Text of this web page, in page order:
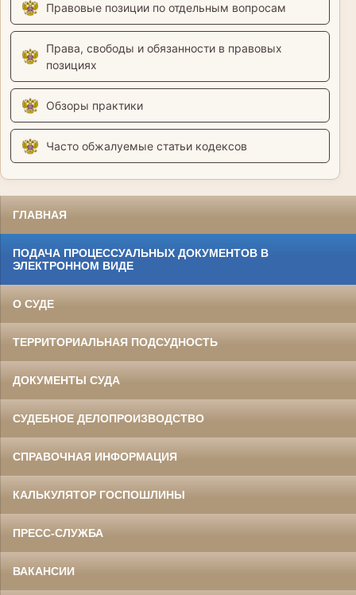
Правовые позиции по отдельным вопросам
Права, свободы и обязанности в правовых
позициях
Обзоры практики
Часто обжалуемые статьи кодексов
ГЛАВНАЯ
ПОДАЧА ПРОЦЕССУАЛЬНЫХ ДОКУМЕНТОВ В
ЭЛЕКТРОННОМ ВИДЕ
О СУДЕ
ТЕРРИТОРИАЛЬНАЯ ПОДСУДНОСТЬ
ДОКУМЕНТЫ СУДА
СУДЕБНОЕ ДЕЛОПРОИЗВОДСТВО
СПРАВОЧНАЯ ИНФОРМАЦИЯ
КАЛЬКУЛЯТОР ГОСПОШЛИНЫ
ПРЕСС-СЛУЖБА
ВАКАНСИИ